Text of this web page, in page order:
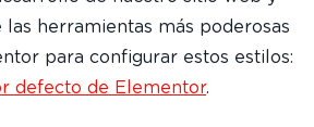
las herramientas más poderosas
para configurar estos estilos:
defecto de Elementor.